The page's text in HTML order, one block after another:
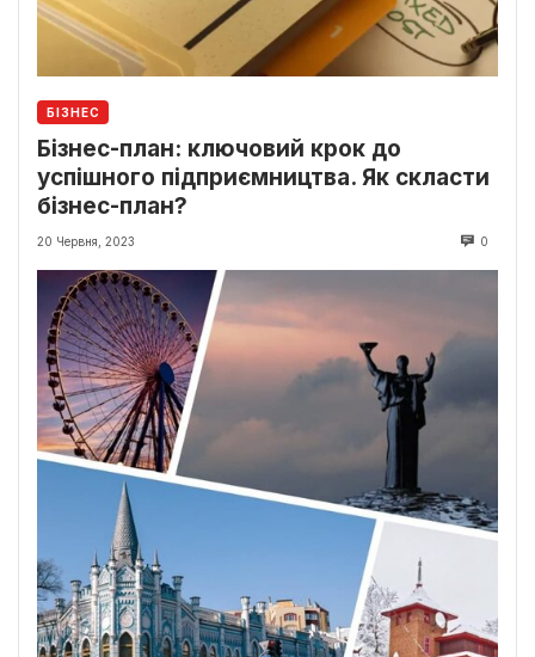
БІЗНЕС
Бізнес-план: ключовий крок до
успішного підприємництва. Як скласти
бізнес-план?
20 Червня, 2023 0